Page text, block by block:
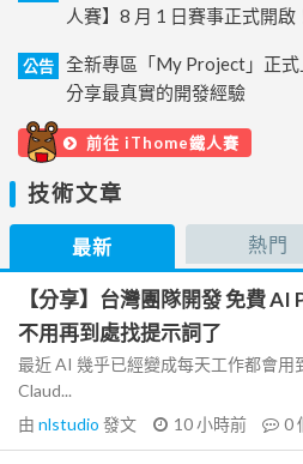
人賽】8 月 1 日賽事正式開啟
公告
全新專區「My Project」正式
分享最真實的開發經驗
前往 iThome鐵人賽
技術文章
最新 熱門
【分享】台灣團隊開發 免費
不用再到處找提示詞了
最近 AI 幾乎已經變成每天工作都會用
Claud...
由 nlstudio 發文 10 小時前 0